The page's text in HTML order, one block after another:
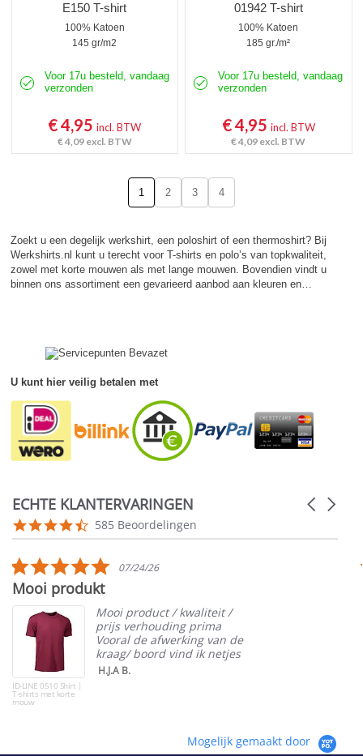
E150 T-shirt
100% Katoen
145 gr/m2
Voor 17u besteld, vandaag
verzonden
€ 4,95incl. BTW
€ 4,09 excl. BTW
01942 T-shirt
100% Katoen
185 gr./m²
Voor 17u besteld, vandaag
verzonden
€ 4,95 incl. BTW
€ 4,09 excl. BTW
1 2 3 4
Zoekt u een degelijk werkshirt, een poloshirt of een thermoshirt? Bij
Werkshirts.nl kunt u terecht voor T-shirts en polo’s van topkwaliteit,
zowel met korte mouwen als met lange mouwen. Bovendien vindt u
binnen ons assortiment een gevarieerd aanbod aan kleuren en…
U kunt hier veilig betalen met
ECHTE KLANTERVARINGEN
Reviews
carousel
Carousel
4.5
star
585 Beoordelingen
5.0
star
07/24/26
Mooi produkt
ID-LINE 0510 Shirt |
T-shirts met korte
mouw
Mooi product / kwaliteit /
prijs verhouding prima
Vooral de afwerking van de
kraag/ boord vind ik netjes
H.J.A B.
Mogelijk gemaakt door